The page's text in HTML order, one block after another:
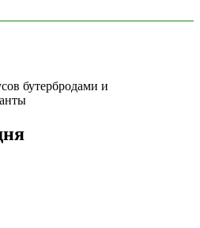
бутербродами и